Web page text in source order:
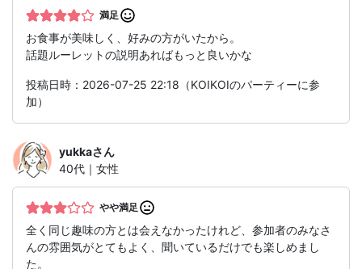
満足
お食事が美味しく、好みの方がいたから。
話題ルーレットの説明あればもっと良いかな
投稿日時：2026-07-25 22:18（KOIKOIのパーティーに参
加）
yukkaさん
40代｜女性
やや満足
全く同じ趣味の方とは会えなかったけれど、参加者のみなさ
んの雰囲気がとてもよく、聞いているだけでも楽しめまし
た。